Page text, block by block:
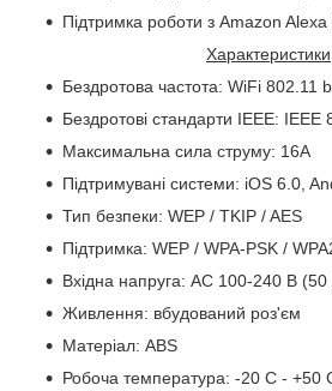
Підтримка роботи з Amazon
Характеристики
Бездротова частота: WiFi 802.11
Бездротові стандарти IEEE: IEEE
Максимальна сила струму: 16А
Підтримувані системи: iOS 6.0,
Тип безпеки: WEP / TKIP / AES
Підтримка: WEP / WPA-PSK /
Вхідна напруга: AC 100-240 В
Живлення: вбудований роз'єм
Матеріал: ABS
Робоча температура: -20 С - +50